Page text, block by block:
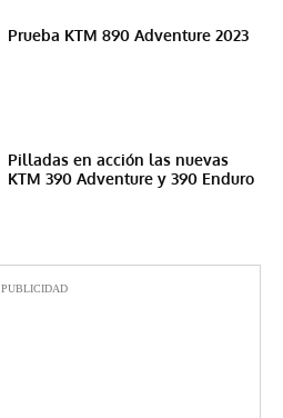
Prueba KTM 890 Adventure 2023
Pilladas en acción las nuevas
KTM 390 Adventure y 390 Enduro
PUBLICIDAD